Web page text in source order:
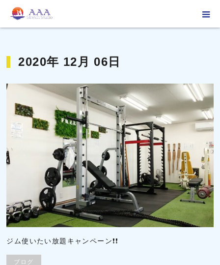
2020年 12月 06日
2020年 12月 06日
ジム使いたい放題キャンペーン❗❗
ブログ